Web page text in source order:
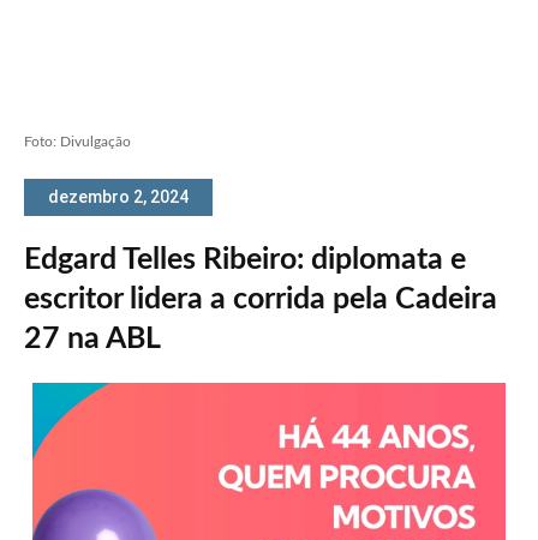
Foto: Divulgação
dezembro 2, 2024
Edgard Telles Ribeiro: diplomata e
escritor lidera a corrida pela Cadeira
27 na ABL